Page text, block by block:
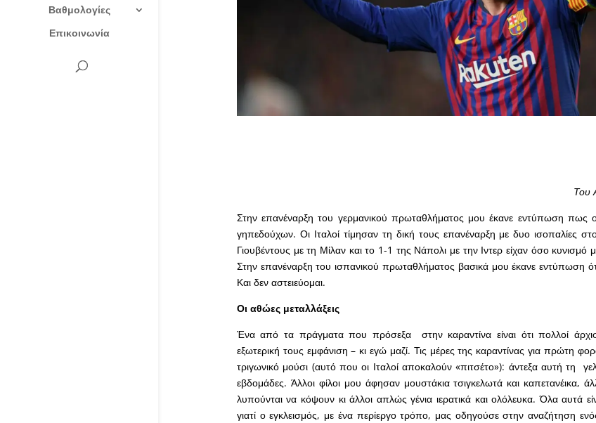
Βαθμολογίες
Επικοινωνία
Του
Στην επανέναρξη του γερμανικού πρωταθλήματος μου έκανε εντύπωση πως
γηπεδούχων. Οι Ιταλοί τίμησαν τη δική τους επανέναρξη με δυο ισοπαλίες
Γιουβέντους με τη Μίλαν και το 1-1 της Νάπολι με την Ιντερ είχαν όσο κυνισμό
Στην επανέναρξη του ισπανικού πρωταθλήματος βασικά μου έκανε εντύπωση
Και δεν αστειεύομαι.
Οι αθώες μεταλλάξεις
Ένα από τα πράγματα που πρόσεξα στην καραντίνα είναι ότι πολλοί
εξωτερική τους εμφάνιση – κι εγώ μαζί. Τις μέρες της καραντίνας για πρώτη
τριγωνικό μούσι (αυτό που οι Ιταλοί αποκαλούν «πιτσέτο»): άντεξα αυτή τη
εβδομάδες. Άλλοι φίλοι μου άφησαν μουστάκια τσιγκελωτά και καπετανέικα,
λυπούνται να κόψουν κι άλλοι απλώς γένια ιερατικά και ολόλευκα. Όλα αυτά
γιατί ο εγκλεισμός, με ένα περίεργο τρόπο, μας οδηγούσε στην αναζήτηση